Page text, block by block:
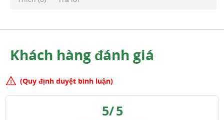
Khách hàng đánh giá
(Quy định duyệt bình luận)
5/5